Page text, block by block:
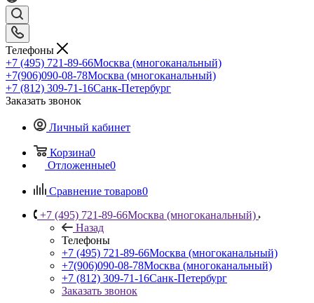
Телефоны
+7 (495) 721-89-66Москва (многоканальный)
+7(906)090-08-78Москва (многоканальный)
+7 (812) 309-71-16Санк-Петербург
Заказать звонок
Личный кабинет
Корзина0
Отложенные0
Сравнение товаров0
+7 (495) 721-89-66Москва (многоканальный)
Назад
Телефоны
+7 (495) 721-89-66Москва (многоканальный)
+7(906)090-08-78Москва (многоканальный)
+7 (812) 309-71-16Санк-Петербург
Заказать звонок